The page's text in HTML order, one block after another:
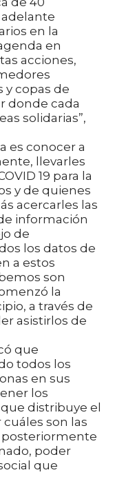
en la
en
acciones,
copas de
donde cada
solidarias”,
es conocer a
llevarles
19 para la
y de quienes
acercarles las
información
de
los datos de
a estos
son
la
a través de
asistirlos de
que
todos los
en sus
los
distribuye el
son las
posteriormente
poder
que